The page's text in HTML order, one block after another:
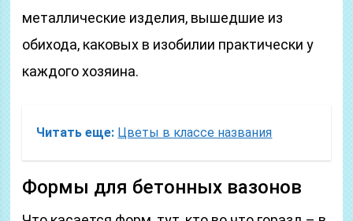
металлические изделия, вышедшие из
обихода, каковых в изобилии практически у
каждого хозяина.
Читать еще: Цветы в классе названия
Формы для бетонных вазонов